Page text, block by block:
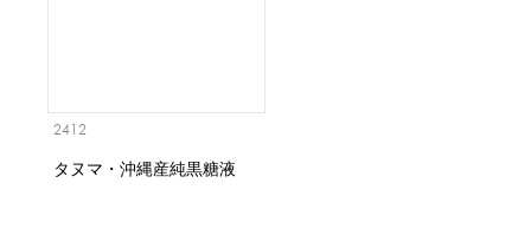
2412
タヌマ・沖縄産純黒糖液